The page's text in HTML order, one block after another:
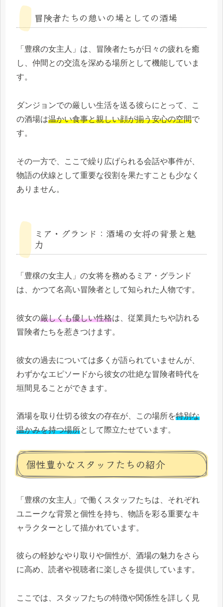
冒険者たちの憩いの場としての酒場
「豊穣の女主人」は、冒険者たちが日々の疲れを癒
し、仲間との交流を深める場所として機能していま
す。
ダンジョンでの厳しい生活を送る彼らにとって、こ
の酒場は温かい食事と親しい顔が揃う安心の空間で
す。
その一方で、ここで繰り広げられる会話や事件が、
物語の伏線として重要な役割を果たすことも少なく
ありません。
ミア・グランド：酒場の女将の背景と魅
力
「豊穣の女主人」の女将を務めるミア・グランド
は、かつて名高い冒険者として知られた人物です。
彼女の厳しくも優しい性格は、従業員たちや訪れる
冒険者たちを惹きつけます。
彼女の過去については多くが語られていませんが、
わずかなエピソードから彼女の壮絶な冒険者時代を
垣間見ることができます。
酒場を取り仕切る彼女の存在が、この場所を特別な
温かみを持つ場所として際立たせています。
個性豊かなスタッフたちの紹介
「豊穣の女主人」で働くスタッフたちは、それぞれ
ユニークな背景と個性を持ち、物語を彩る重要なキ
ャラクターとして描かれています。
彼らの軽妙なやり取りや個性が、酒場の魅力をさら
に高め、読者や視聴者に楽しさを提供しています。
ここでは、スタッフたちの特徴や関係性を詳しく見